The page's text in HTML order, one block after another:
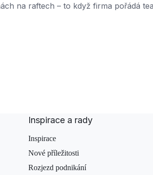
na raftech – to když firma pořádá
Inspirace a rady
Inspirace
Nové příležitosti
Rozjezd podnikání